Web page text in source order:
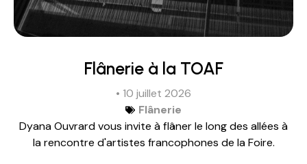
Flânerie à la TOAF
• 10 juillet 2026
Flânerie
Dyana Ouvrard vous invite à flâner le long des allées à
la rencontre d'artistes francophones de la Foire.